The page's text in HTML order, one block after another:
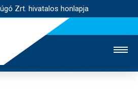
Zrt. hivatalos honlapja